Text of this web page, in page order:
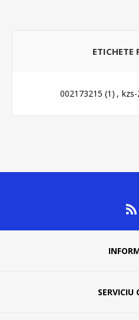
ETICHETE
002173215 (1) ,
SERVICIU